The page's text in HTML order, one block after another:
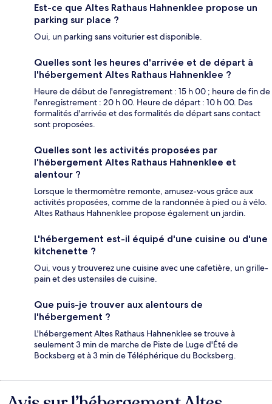
Est-ce que Altes Rathaus Hahnenklee propose un
parking sur place ?
Oui, un parking sans voiturier est disponible.
Quelles sont les heures d'arrivée et de départ à
l'hébergement Altes Rathaus Hahnenklee ?
Heure de début de l'enregistrement : 15 h 00 ; heure de fin de
l'enregistrement : 20 h 00. Heure de départ : 10 h 00. Des
formalités d'arrivée et des formalités de départ sans contact
sont proposées.
Quelles sont les activités proposées par
l'hébergement Altes Rathaus Hahnenklee et
alentour ?
Lorsque le thermomètre remonte, amusez-vous grâce aux
activités proposées, comme de la randonnée à pied ou à vélo.
Altes Rathaus Hahnenklee propose également un jardin.
L'hébergement est-il équipé d'une cuisine ou d'une
kitchenette ?
Oui, vous y trouverez une cuisine avec une cafetière, un grille-
pain et des ustensiles de cuisine.
Que puis-je trouver aux alentours de
l'hébergement ?
L'hébergement Altes Rathaus Hahnenklee se trouve à
seulement 3 min de marche de Piste de Luge d'Été de
Bocksberg et à 3 min de Téléphérique du Bocksberg.